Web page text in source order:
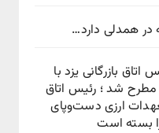
در همدلی دارد…
بازرگانی یزد با
شد ؛ رئیس اتاق
ارزی دست‌وپای
بسته است